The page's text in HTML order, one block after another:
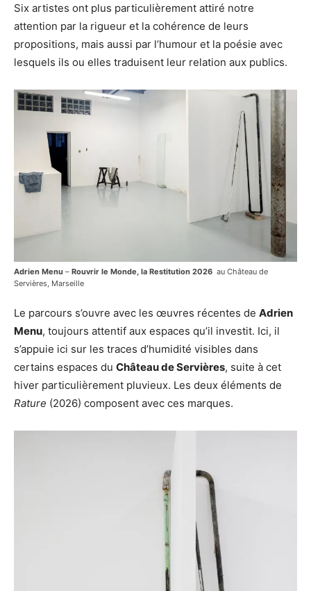
Six artistes ont plus particulièrement attiré notre
attention par la rigueur et la cohérence de leurs
propositions, mais aussi par l’humour et la poésie avec
lesquels ils ou elles traduisent leur relation aux publics.
Adrien Menu – Rouvrir le Monde, la Restitution 2026 au Château de
Servières, Marseille
Le parcours s’ouvre avec les œuvres récentes de Adrien
Menu, toujours attentif aux espaces qu’il investit. Ici, il
s’appuie ici sur les traces d’humidité visibles dans
certains espaces du Château de Servières, suite à cet
hiver particulièrement pluvieux. Les deux éléments de
Rature (2026) composent avec ces marques.